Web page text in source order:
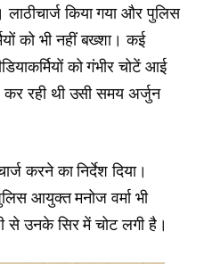
किया गया और पुलिस
को भी नहीं बख्शा। कई
को गंभीर चोटें आई
रही थी उसी समय अर्जुन
करने का निर्देश दिया।
आयुक्त मनोज वर्मा भी
से उनके सिर में चोट लगी है।